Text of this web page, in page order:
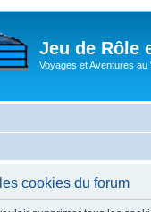
Jeu de Rôle
Voyages et Aventures
cookies du forum